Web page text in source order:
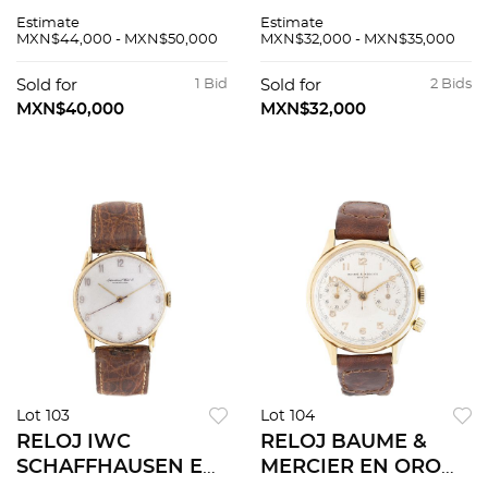
PLAQUÃƒâ€°
Estimate
MXN$44,000 - MXN$50,000
1 Bid
Sold for
MXN$40,000
18K REF. 2475
Estimate
MXN$32,000 - MXN$35,000
2 Bids
Sold for
MXN$32,000
Lot 103
RELOJ IWC
SCHAFFHAUSEN EN
Lot 104
RELOJ BAUME &
MERCIER EN ORO